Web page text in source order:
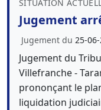
SITUATION
Jugement
Jugement du 25-
Jugement du
Villefranche -
prononçant le
liquidation